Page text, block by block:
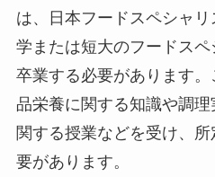
は、日本フードスペシャ
学または短大のフードス
卒業する必要があります
品栄養に関する知識や調
関する授業などを受け、
要があります。